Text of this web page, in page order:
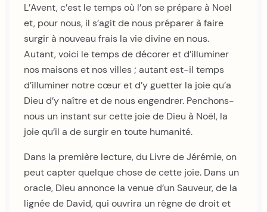
L’Avent, c’est le temps où l’on se prépare à Noël
et, pour nous, il s’agit de nous préparer à faire
surgir à nouveau frais la vie divine en nous.
Autant, voici le temps de décorer et d’illuminer
nos maisons et nos villes ; autant est-il temps
d’illuminer notre cœur et d’y guetter la joie qu’a
Dieu d’y naître et de nous engendrer. Penchons-
nous un instant sur cette joie de Dieu à Noël, la
joie qu’il a de surgir en toute humanité.
Dans la première lecture, du Livre de Jérémie, on
peut capter quelque chose de cette joie. Dans un
oracle, Dieu annonce la venue d’un Sauveur, de la
lignée de David, qui ouvrira un règne de droit et